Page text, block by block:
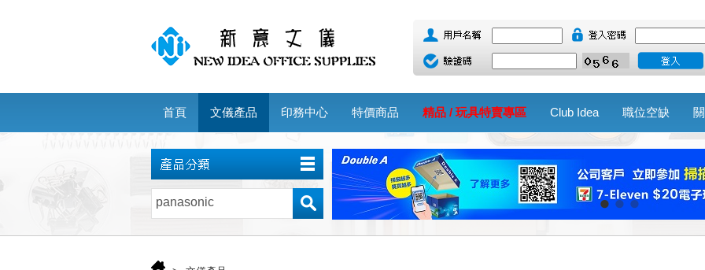
首頁 文儀產品 印務中心 特價商品 精品 / 玩具特賣專區 Club Idea 職位空缺